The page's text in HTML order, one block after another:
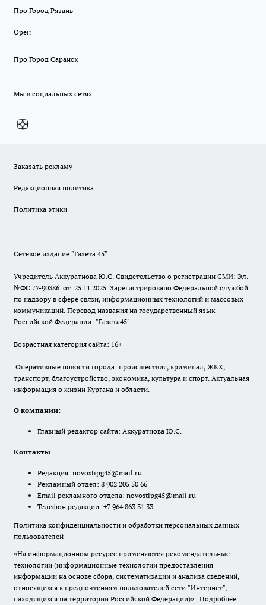
Про Город Рязань
Орен
Про Город Саранск
Мы в социальных сетях
Заказать рекламу
Редакционная политика
Политика этики
Сетевое издание "Газета 45".
Учредитель Аккуратнова Ю.С. Свидетельство о регистрации СМИ: Эл.
№ФС 77-90386 от 25.11.2025. Зарегистрировано Федеральной службой
по надзору в сфере связи, информационных технологий и массовых
коммуникаций. Перевод названия на государственный язык
Российской Федерации: "Газета45".
Возрастная категория сайта: 16+
Оперативные новости города: происшествия, криминал, ЖКХ,
транспорт, благоустройство, экономика, культура и спорт. Актуальная
информация о жизни Кургана и области.
О компании:
Главный редактор сайта: Аккуратнова Ю.С.
Контакты
Редакция: novostipg45@mail.ru
Рекламный отдел: 8 902 205 50 66
Email рекламного отдела: novostipg45@mail.ru
Телефон редакции: +7 964 863 31 33
Политика конфиденциальности и обработки персональных данных
пользователей
«На информационном ресурсе применяются рекомендательные
технологии (информационные технологии предоставления
информации на основе сбора, систематизации и анализа сведений,
относящихся к предпочтениям пользователей сети "Интернет",
находящихся на территории Российской Федерации)». Подробнее